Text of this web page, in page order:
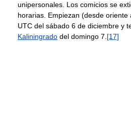
unipersonales. Los comicios se
horarias. Empiezan (desde
UTC del sábado 6 de diciembre y
Kaliningrado del domingo 7. [17]